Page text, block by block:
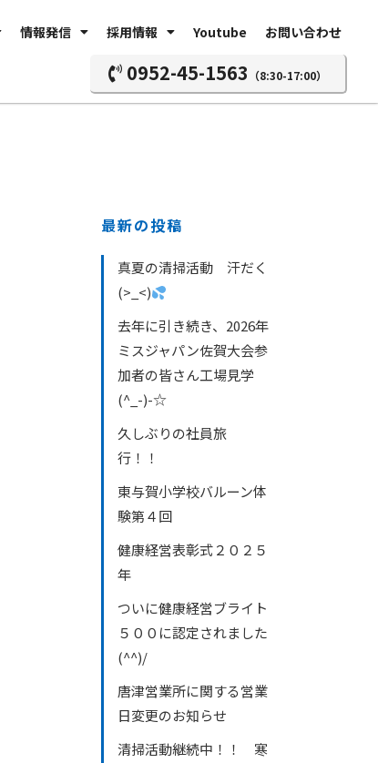
情報発信 採用情報 Youtube お問い合わせ
0952-45-1563 （8:30-17:00）
最新の投稿
真夏の清掃活動 汗だく
(>_<)
去年に引き続き、2026年
ミスジャパン佐賀大会参
加者の皆さん工場見学
(^_-)-☆
久しぶりの社員旅
行！！
東与賀小学校バルーン体
験第４回
健康経営表彰式２０２５
年
ついに健康経営ブライト
５００に認定されました
(^^)/
唐津営業所に関する営業
日変更のお知らせ
清掃活動継続中！！ 寒